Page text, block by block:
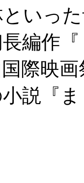
いっ
編作
際映
説『